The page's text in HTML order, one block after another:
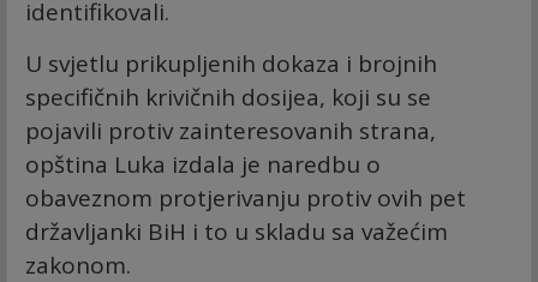
identifikovali.
U svjetlu prikupljenih dokaza i brojnih
specifičnih krivičnih dosijea, koji su se
pojavili protiv zainteresovanih strana,
opština Luka izdala je naredbu o
obaveznom protjerivanju protiv ovih pet
državljanki BiH i to u skladu sa važećim
zakonom.